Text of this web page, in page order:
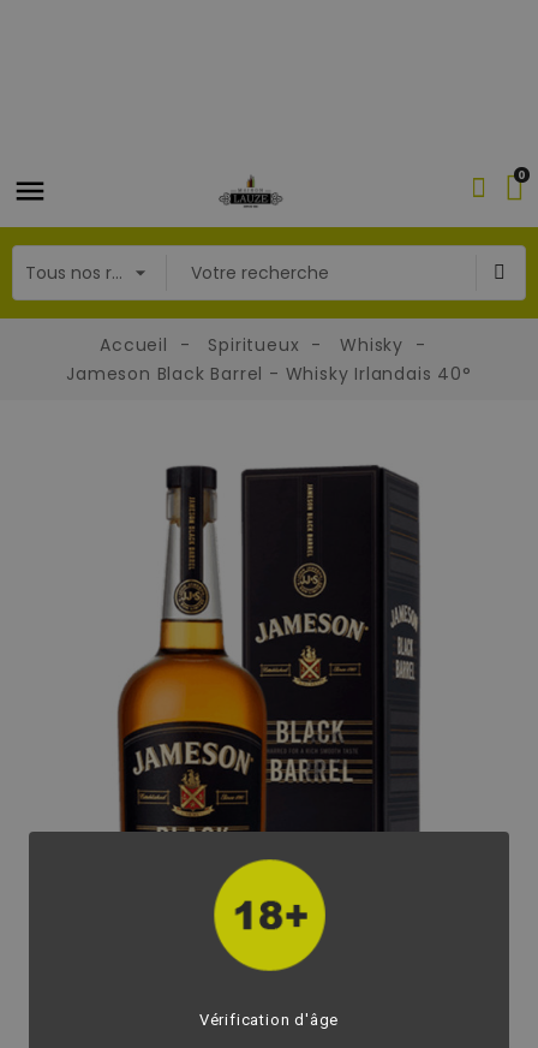
Vérification d'âge
0
Accueil Spiritueux
Whisky
Jameson Black Barrel - Whisky Irlandais 40°